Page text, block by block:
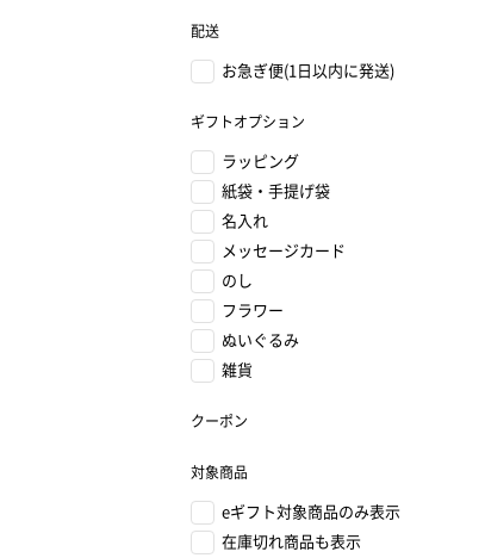
配送
お急ぎ便(1日以内に発送)
ギフトオプション
ラッピング
紙袋・手提げ袋
名入れ
メッセージカード
のし
フラワー
ぬいぐるみ
雑貨
クーポン
対象商品
eギフト対象商品のみ表示
在庫切れ商品も表示